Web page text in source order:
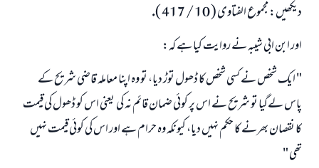
ديكھيں: مجموع الفتاوى ( 10 / 417 ).
اور ابن ابى شيبہ نے روايت كيا ہے كہ:
" ايك شخص نے كسى شخص كا ڈھول توڑ ديا، تو وہ اپنا معاملہ قاضى شريح كے
پاس لےگيا تو شريح نے اس پر كوئى ضمان قائم نہ كى ـ يعنى اس كو ڈھول كى قيمت
كا نقصان بھرنے كا حكم نہيں ديا، كيونكہ وہ حرام ہے اور اس كى كوئى قيمت نہيں
تھى "